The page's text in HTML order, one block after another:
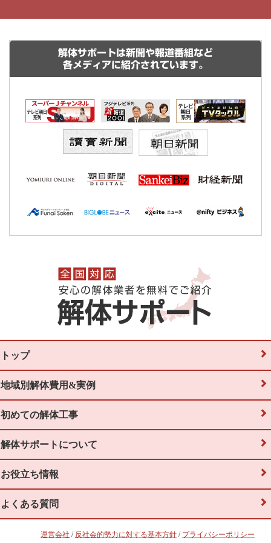
解体サポートは新聞や報道番組など
各メディアに紹介されています。
トップ
地域別解体費用&実例
初めての解体工事
解体サポートについて
お役立ち情報
よくある質問
運営会社 / 反社会的勢力に対する基本方針 / プライバシーポリシー